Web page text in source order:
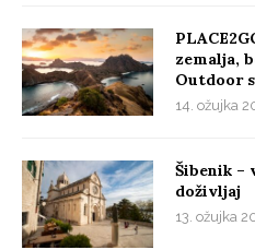
zemalja,
Outdoor
14. ožujka
Šibenik –
doživljaj
13. ožujka